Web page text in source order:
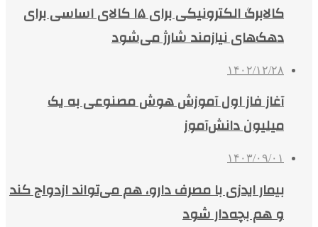
کالابرگ الکترونیکی برای ۱۵ کالای اساسی برای
دهک‌های نیازمند شارژ می‌شود
۱۴۰۲/۱۲/۲۸
آغاز فاز اول آموزش هوش مصنوعی به یک
میلیون دانش‌آموز
۱۴۰۳/۰۹/۰۱
بیمار ایدزی با مصرف دارو، هم می‌تواند ازدواج کند
و هم بچه‌دار شود